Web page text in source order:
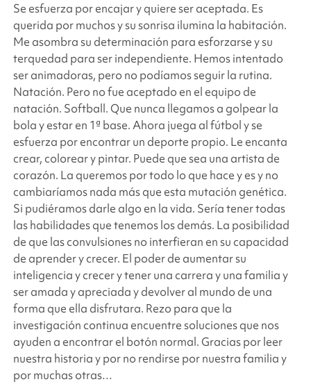
Se esfuerza por encajar y quiere ser aceptada. Es
querida por muchos y su sonrisa ilumina la habitación.
Me asombra su determinación para esforzarse y su
terquedad para ser independiente. Hemos intentado
ser animadoras, pero no podíamos seguir la rutina.
Natación. Pero no fue aceptado en el equipo de
natación. Softball. Que nunca llegamos a golpear la
bola y estar en 1ª base. Ahora juega al fútbol y se
esfuerza por encontrar un deporte propio. Le encanta
crear, colorear y pintar. Puede que sea una artista de
corazón. La queremos por todo lo que hace y es y no
cambiaríamos nada más que esta mutación genética.
Si pudiéramos darle algo en la vida. Sería tener todas
las habilidades que tenemos los demás. La posibilidad
de que las convulsiones no interfieran en su capacidad
de aprender y crecer. El poder de aumentar su
inteligencia y crecer y tener una carrera y una familia y
ser amada y apreciada y devolver al mundo de una
forma que ella disfrutara. Rezo para que la
investigación continua encuentre soluciones que nos
ayuden a encontrar el botón normal. Gracias por leer
nuestra historia y por no rendirse por nuestra familia y
por muchas otras…